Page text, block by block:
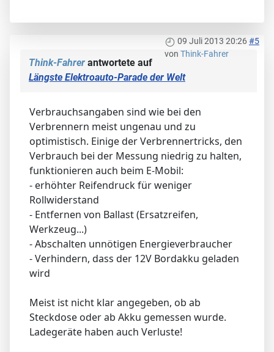
09 Juli 2013 20:26#5
von Think-Fahrer
Think-Fahrer antwortete auf
Längste Elektroauto-Parade der Welt
Verbrauchsangaben sind wie bei den
Verbrennern meist ungenau und zu
optimistisch. Einige der Verbrennertricks, den
Verbrauch bei der Messung niedrig zu halten,
funktionieren auch beim E-Mobil:
- erhöhter Reifendruck für weniger
Rollwiderstand
- Entfernen von Ballast (Ersatzreifen,
Werkzeug...)
- Abschalten unnötigen Energieverbraucher
- Verhindern, dass der 12V Bordakku geladen
wird
Meist ist nicht klar angegeben, ob ab
Steckdose oder ab Akku gemessen wurde.
Ladegeräte haben auch Verluste!